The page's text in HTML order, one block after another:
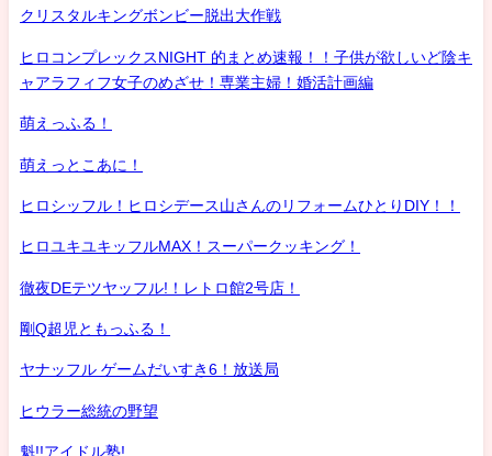
クリスタルキングボンビー脱出大作戦
ヒロコンプレックスNIGHT 的まとめ速報！！子供が欲しいど陰キ
ャアラフィフ女子のめざせ！専業主婦！婚活計画編
萌えっふる！
萌えっとこあに！
ヒロシッフル！ヒロシデース山さんのリフォームひとりDIY！！
ヒロユキユキッフルMAX！スーパークッキング！
徹夜DEテツヤッフル!！レトロ館2号店！
剛Q超児ともっふる！
ヤナッフル ゲームだいすき6！放送局
ヒウラー総統の野望
魁!!アイドル塾!